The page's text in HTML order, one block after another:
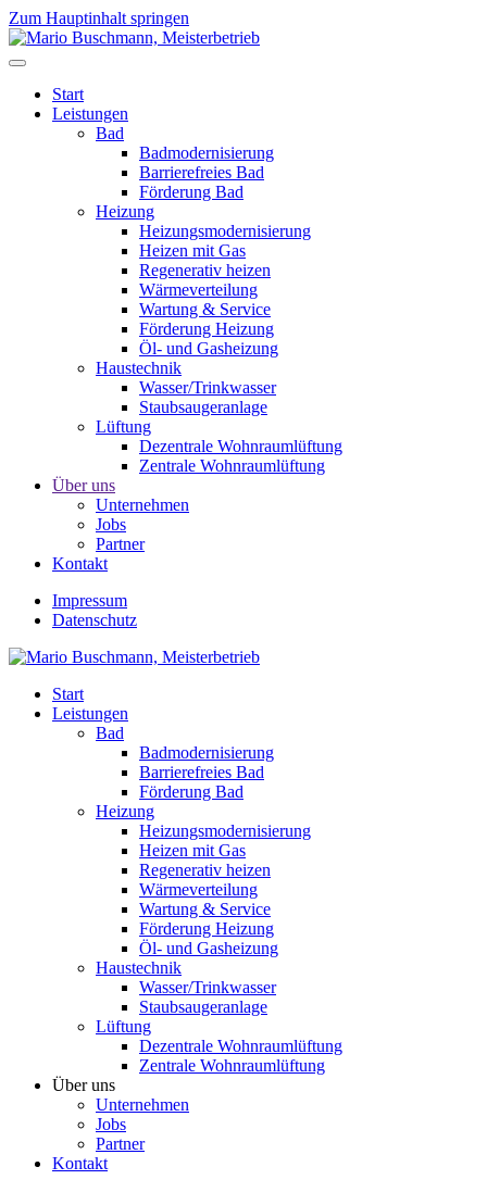
Zum Hauptinhalt springen
Start
Leistungen
Bad
Badmodernisierung
Barrierefreies Bad
Förderung Bad
Heizung
Heizungsmodernisierung
Heizen mit Gas
Regenerativ heizen
Wärmeverteilung
Wartung & Service
Förderung Heizung
Öl- und Gasheizung
Haustechnik
Wasser/Trinkwasser
Staubsaugeranlage
Lüftung
Dezentrale Wohnraumlüftung
Zentrale Wohnraumlüftung
Über uns
Unternehmen
Jobs
Partner
Kontakt
Impressum
Datenschutz
Start
Leistungen
Bad
Badmodernisierung
Barrierefreies Bad
Förderung Bad
Heizung
Heizungsmodernisierung
Heizen mit Gas
Regenerativ heizen
Wärmeverteilung
Wartung & Service
Förderung Heizung
Öl- und Gasheizung
Haustechnik
Wasser/Trinkwasser
Staubsaugeranlage
Lüftung
Dezentrale Wohnraumlüftung
Zentrale Wohnraumlüftung
Über uns
Unternehmen
Jobs
Partner
Kontakt